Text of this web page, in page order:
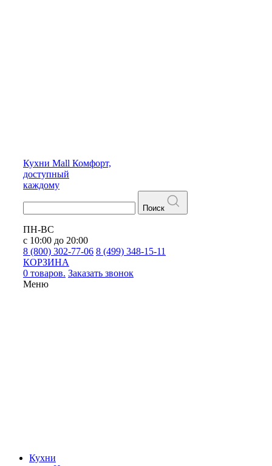
Кухни Mall Комфорт,
доступный
каждому
Поиск
ПН-ВС
с 10:00 до 20:00
8 (800) 302-77-06 8 (499) 348-15-11
КОРЗИНА
0 товаров. Заказать звонок
Меню
Кухни